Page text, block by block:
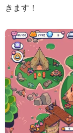
きます！